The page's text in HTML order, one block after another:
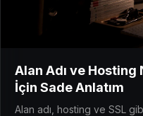
Alan Adı ve
İçin Sade Anlatım
Alan adı, hosting ve SSL